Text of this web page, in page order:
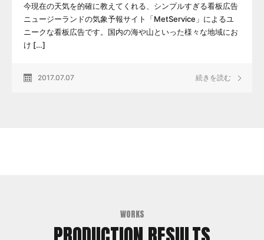
今現在の天気を的確に教えてくれる、シンプルすぎる看板広告
ニュージーランドの気象予報サイト「MetService」によるユ
ニークな看板広告です。国内の海や山といった様々な地域にお
け […]
2017.07.07 続きを読む
WORKS